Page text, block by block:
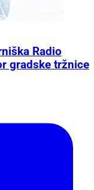
Radio
gradske tržnice